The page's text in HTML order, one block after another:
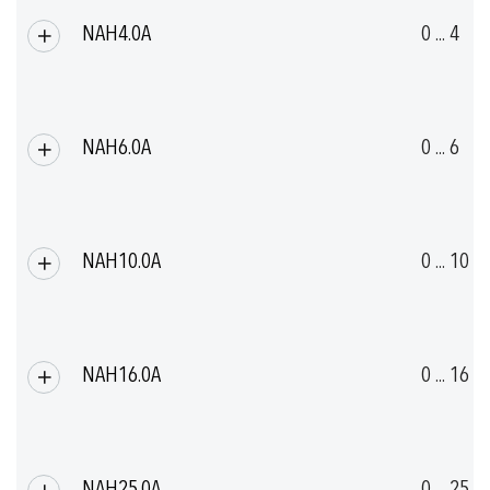
NAH4.0A 0 ... 4
NAH6.0A 0 ... 6
NAH10.0A 0 ... 10
NAH16.0A 0 ... 16